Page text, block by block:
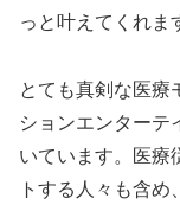
っと叶えてくれま
とても真剣な医療
ションエンターテ
いています。医療
トする人々も含